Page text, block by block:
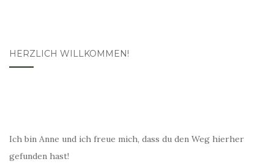
HERZLICH WILLKOMMEN!
Ich bin Anne und ich freue mich, dass du den Weg hierher
gefunden hast!